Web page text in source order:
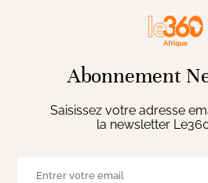
Abonnement
Saisissez votre adresse
la newsletter